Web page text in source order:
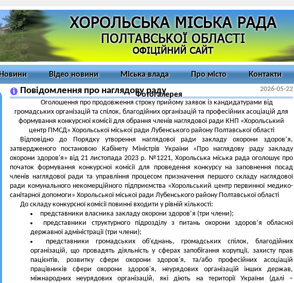
Новини Відео новини Міська влада Про місто Контакти
Фотогалерея
Повідомлення про наглядову раду
2026-05-22
Оголошення про продовження строку прийому заявок із кандидатурами від
громадських організацій та спілок, благодійних організацій та професійних асоціацій для
формування конкурсної комісії для обрання членів наглядової ради КНП «Хорольський
центр ПМСД» Хорольської міської ради Лубенського району Полтавської області
Відповідно до Порядку утворення наглядової ради закладу охорони здоров’я,
затвердженого постановою Кабінету Міністрів України «Про наглядову раду закладу
охорони здоров'я» від 21 листопада 2023 р. №1221, Хорольська міська рада оголошує про
початок формування конкурсної комісії для проведення конкурсу на заповнення посад
членів наглядової ради та управління процесом призначення першого складу наглядової
ради комунального некомерційного підприємства «Хорольський центр первинної медико-
санітарної допомоги» Хорольської міської ради Лубенського району Полтавської області
До складу конкурсної комісії повинні входити у рівній кількості:
представники власника закладу охорони здоров’я (три члени);
представники структурного підрозділу з питань охорони здоров’я обласної
державної адміністрації (три члени);
представники громадських об'єднань, громадських спілок, благодійних
організацій, що провадять діяльність у сферах запобігання корупції, захисту прав
пацієнтів, розвитку сфери охорони здоров'я, та/або професійних асоціацій
працівників сфери охорони здоров'я, неурядових організацій інших держав,
міжнародних неурядових організацій, які діють на території України (далі –